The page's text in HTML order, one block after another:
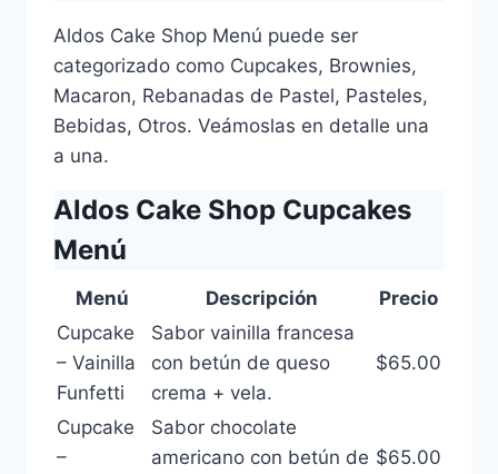
Aldos Cake Shop Menú puede ser
categorizado como Cupcakes, Brownies,
Macaron, Rebanadas de Pastel, Pasteles,
Bebidas, Otros. Veámoslas en detalle una
a una.
Aldos Cake Shop Cupcakes
Menú
Menú Descripción
Precio
Cupcake
– Vainilla
Funfetti
Sabor vainilla francesa
con betún de queso
crema + vela.
$65.00
Cupcake
–
Sabor chocolate
americano con betún de $65.00